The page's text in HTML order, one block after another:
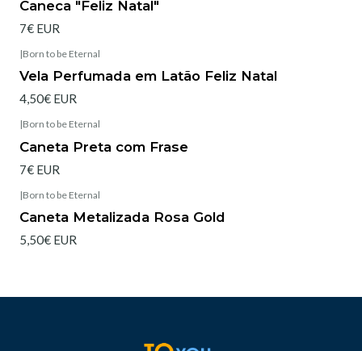
Caneca "Feliz Natal"
7€ EUR
|Born to be Eternal
Vela Perfumada em Latão Feliz Natal
4,50€ EUR
|Born to be Eternal
Caneta Preta com Frase
7€ EUR
|Born to be Eternal
Caneta Metalizada Rosa Gold
5,50€ EUR